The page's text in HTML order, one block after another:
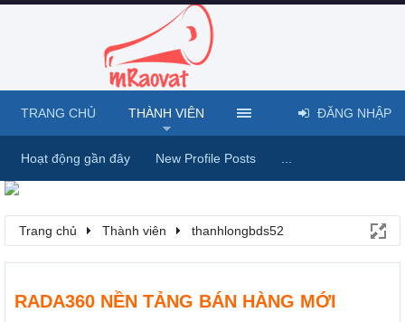
Trang chủ Thành viên thanhlongbds52
RADA360 NỀN TẢNG BÁN HÀNG MỚI
TRANG CHỦ THÀNH VIÊN
Hoạt động gần đây New Profile Posts
ĐĂNG NHẬP